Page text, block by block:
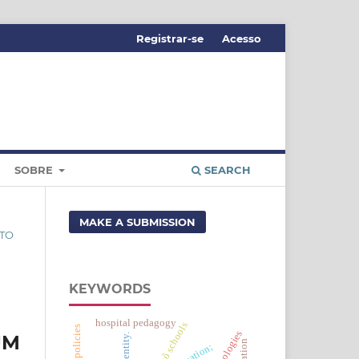
SOBRE SEARCH
Registrar-se Acesso
MAKE A SUBMISSION
KEYWORDS
identity.
hospital pedagogy